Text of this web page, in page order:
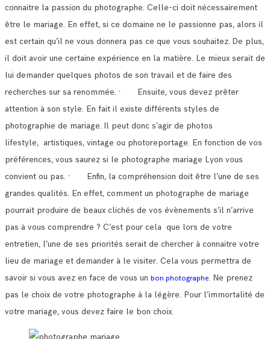
connaitre la passion du photographe. Celle-ci doit nécessairement
être le mariage. En effet, si ce domaine ne le passionne pas, alors il
est certain qu’il ne vous donnera pas ce que vous souhaitez. De plus,
il doit avoir une certaine expérience en la matière. Le mieux serait de
lui demander quelques photos de son travail et de faire des
recherches sur sa renommée. · Ensuite, vous devez prêter
attention à son style. En fait il existe différents styles de
photographie de mariage. Il peut donc s’agir de photos
lifestyle, artistiques, vintage ou photoreportage. En fonction de vos
préférences, vous saurez si le photographe mariage Lyon vous
convient ou pas. · Enfin, la compréhension doit être l’une de ses
grandes qualités. En effet, comment un photographe de mariage
pourrait produire de beaux clichés de vos évènements s’il n’arrive
pas à vous comprendre ? C’est pour cela que lors de votre
entretien, l’une de ses priorités serait de chercher à connaitre votre
lieu de mariage et demander à le visiter. Cela vous permettra de
savoir si vous avez en face de vous un bon photographe. Ne prenez
pas le choix de votre photographe à la légère. Pour l’immortalité de
votre mariage, vous devez faire le bon choix.